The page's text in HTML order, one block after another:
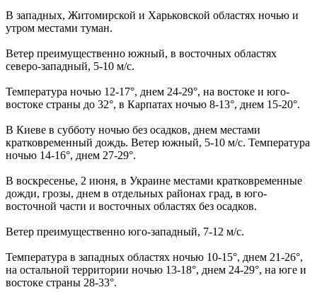
В западных, Житомирской и Харьковской областях ночью и
утром местами туман.
Ветер преимущественно южный, в восточных областях
северо-западный, 5-10 м/с.
Температура ночью 12-17°, днем ​​24-29°, на востоке и юго-
востоке страны до 32°, в Карпатах ночью 8-13°, днем ​​15-20°.
В Киеве в субботу ночью без осадков, днем ​​местами
кратковременный дождь. Ветер южный, 5-10 м/с. Температура
ночью 14-16°, днем ​​27-29°.
В воскресенье, 2 июня, в Украине местами кратковременные
дожди, грозы, днем ​​в отдельных районах град, в юго-
восточной части и восточных областях без осадков.
Ветер преимущественно юго-западный, 7-12 м/с.
Температура в западных областях ночью 10-15°, днем ​​21-26°,
на остальной территории ночью 13-18°, днем ​​24-29°, на юге и
востоке страны 28-33°.